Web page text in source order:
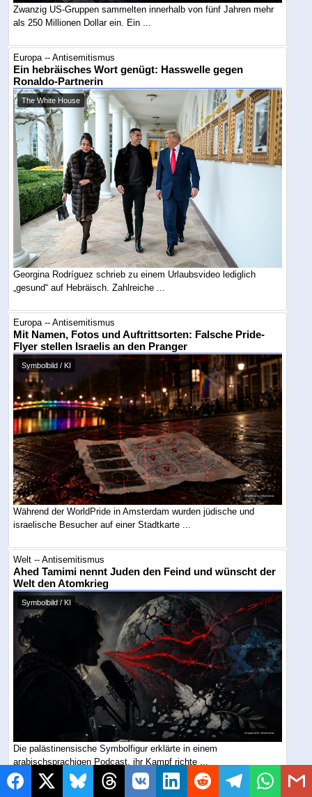
Zwanzig US-Gruppen sammelten innerhalb von fünf Jahren mehr
als 250 Millionen Dollar ein. Ein ...
Europa -- Antisemitismus
Ein hebräisches Wort genügt: Hasswelle gegen
Ronaldo-Partnerin
The White House
Georgina Rodríguez schrieb zu einem Urlaubsvideo lediglich
„gesund“ auf Hebräisch. Zahlreiche ...
Europa -- Antisemitismus
Mit Namen, Fotos und Auftrittsorten: Falsche Pride-
Flyer stellen Israelis an den Pranger
Symbolbild / KI
Während der WorldPride in Amsterdam wurden jüdische und
israelische Besucher auf einer Stadtkarte ...
Welt -- Antisemitismus
Ahed Tamimi nennt Juden den Feind und wünscht der
Welt den Atomkrieg
Symbolbild / KI
Die palästinensische Symbolfigur erklärte in einem
arabischsprachigen Podcast, ihr Kampf richte ...